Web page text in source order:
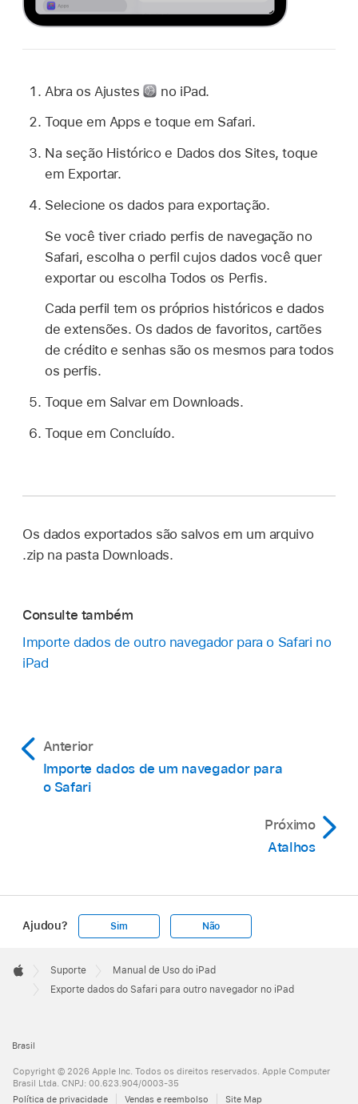
Abra os Ajustes
no iPad.
Toque em Apps e toque em Safari.
Na seção Histórico e Dados dos Sites, toque
em Exportar.
Selecione os dados para exportação.
Se você tiver criado perfis de navegação no
Safari, escolha o perfil cujos dados você quer
exportar ou escolha Todos os Perfis.
Cada perfil tem os próprios históricos e dados
de extensões. Os dados de favoritos, cartões
de crédito e senhas são os mesmos para todos
os perfis.
Toque em Salvar em Downloads.
Toque em Concluído.
Os dados exportados são salvos em um arquivo
.zip na pasta Downloads.
Consulte também
Importe dados de outro navegador para o Safari no
iPad
Anterior
Importe dados de um navegador para
o Safari
Próximo
Atalhos
Ajudou? Sim Não
Footer

Apple
Suporte
Manual de Uso do iPad
Exporte dados do Safari para outro navegador no iPad
Brasil
Copyright © 2026 Apple Inc. Todos os direitos reservados. Apple Computer
Brasil Ltda. CNPJ: 00.623.904/0003-35
Política de privacidade
Vendas e reembolso Site Map